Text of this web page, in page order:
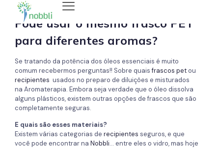
Pode usar o mesmo frasco PET
para diferentes aromas?
Se tratando da potência dos óleos essenciais é muito
comum recebermos perguntas!! Sobre quaisfrascos petou
recipientes usados no preparo de diluições e misturados
na Aromaterapia. Embora seja verdade que o óleo dissolva
alguns plásticos, existem outras opções de frascos que são
completamente seguras.
E quais são esses materiais?
Existem várias categorias de recipientes seguros, e que
você pode encontrar na Nobbli… entre eles o vidro, mas hoje